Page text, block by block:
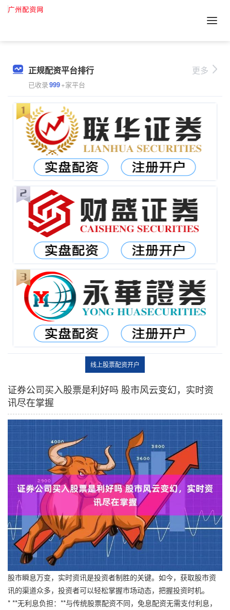
正规配资平台排行
已收录999+家平台
更多
线上股票配资开户
证券公司买入股票是利好吗 股市风云变幻，实时资
讯尽在掌握
股市瞬息万变，实时资讯是投资者制胜的关键。如今，获取股市资
讯的渠道众多，投资者可以轻松掌握市场动态，把握投资时机。
* **无利息负担：**与传统股票配资不同，免息配资无需支付利息，